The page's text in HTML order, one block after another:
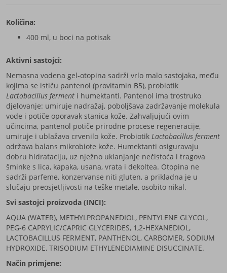
Količina:
400 ml, u boci na potisak
Aktivni sastojci:
Nemasna vodena gel-otopina sadrži vrlo malo sastojaka, među
kojima se ističu pantenol (provitamin B5), probiotik
Lactobacillus ferment i humektanti. Pantenol ima trostruko
djelovanje: umiruje nadražaj, poboljšava zadržavanje molekula
vode i potiče oporavak stanica kože. Zahvaljujući ovim
učincima, pantenol potiče prirodne procese regeneracije,
umiruje i ublažava crvenilo kože. Probiotik Lactobacillus ferment
održava balans mikrobiote kože. Humektanti osiguravaju
dobru hidrataciju, uz nježno uklanjanje nečistoća i tragova
šminke s lica, kapaka, usana, vrata i dekoltea. Otopina ne
sadrži parfeme, konzervanse niti gluten, a prikladna je u
slučaju preosjetljivosti na teške metale, osobito nikal.
Svi sastojci proizvoda (INCI):
AQUA (WATER), METHYLPROPANEDIOL, PENTYLENE GLYCOL,
PEG-6 CAPRYLIC/CAPRIC GLYCERIDES, 1,2-HEXANEDIOL,
LACTOBACILLUS FERMENT, PANTHENOL, CARBOMER, SODIUM
HYDROXIDE, TRISODIUM ETHYLENEDIAMINE DISUCCINATE.
Način primjene: